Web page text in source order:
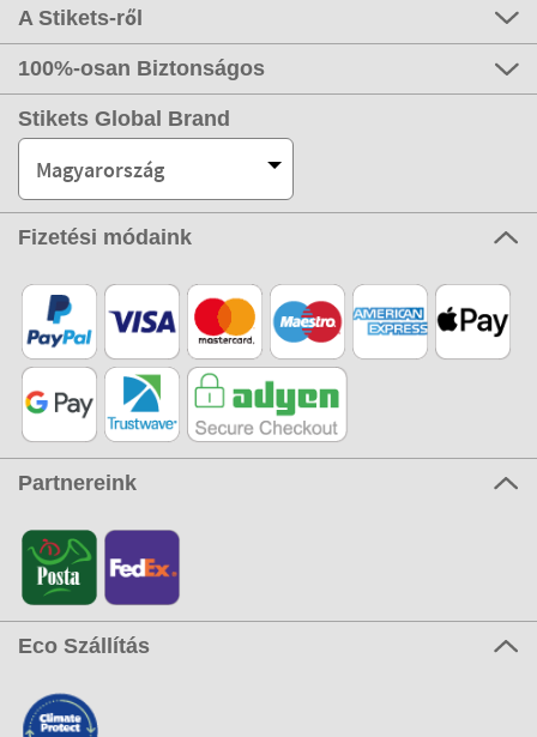
A Stikets-ről
100%-osan Biztonságos
Stikets Global Brand
Magyarország
Fizetési módaink
Partnereink
Eco Szállítás